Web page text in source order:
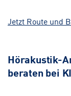
Jetzt Route und
Hörakustik-
beraten bei